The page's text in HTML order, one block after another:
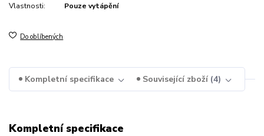
Vlastnosti:
Pouze vytápění
Do oblíbených
Kompletní specifikace Související zboží 4
Kompletní specifikace